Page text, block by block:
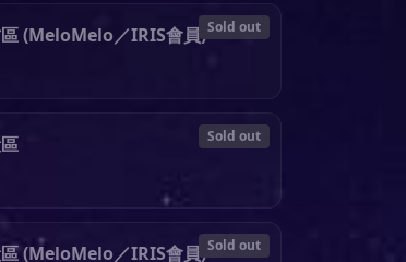
(MeloMelo／IRIS會員)Sold out
Sold out
(MeloMelo／IRIS會員)Sold out